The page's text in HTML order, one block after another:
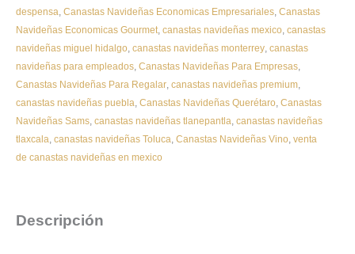
despensa, Canastas Navideñas Economicas Empresariales, Canastas
Navideñas Economicas Gourmet, canastas navideñas mexico, canastas
navideñas miguel hidalgo, canastas navideñas monterrey, canastas
navideñas para empleados, Canastas Navideñas Para Empresas,
Canastas Navideñas Para Regalar, canastas navideñas premium,
canastas navideñas puebla, Canastas Navideñas Querétaro, Canastas
Navideñas Sams, canastas navideñas tlanepantla, canastas navideñas
tlaxcala, canastas navideñas Toluca, Canastas Navideñas Vino, venta
de canastas navideñas en mexico
Descripción